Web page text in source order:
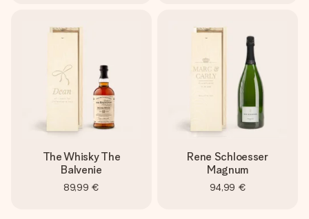
The Whisky The
Balvenie
89,99 €
Rene Schloesser
Magnum
94,99 €